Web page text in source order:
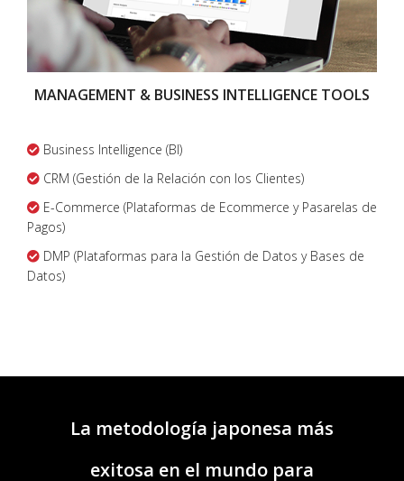
MANAGEMENT & BUSINESS INTELLIGENCE TOOLS
Business Intelligence (BI)
CRM (Gestión de la Relación con los Clientes)
E-Commerce (Plataformas de Ecommerce y Pasarelas de
Pagos)
DMP (Plataformas para la Gestión de Datos y Bases de
Datos)
La metodología japonesa más
exitosa en el mundo para